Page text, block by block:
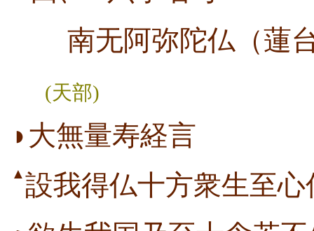
南无阿弥陀仏（蓮
(天部)
◗大無量寿経言
▲ 設我得仏十方衆生至心